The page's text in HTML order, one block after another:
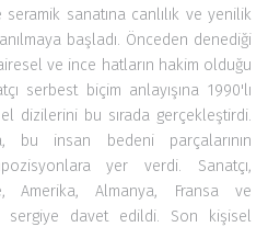
seramik sanatına canlılık ve yenilik
başladı. Önceden denediği
ve ince hatların hakim olduğu
serbest biçim anlayışına 1990'lı
dizilerini bu sırada gerçekleştirdi.
bu insan bedeni parçalarının
yer verdi. Sanatçı,
Amerika, Almanya, Fransa ve
sergiye davet edildi. Son kişisel